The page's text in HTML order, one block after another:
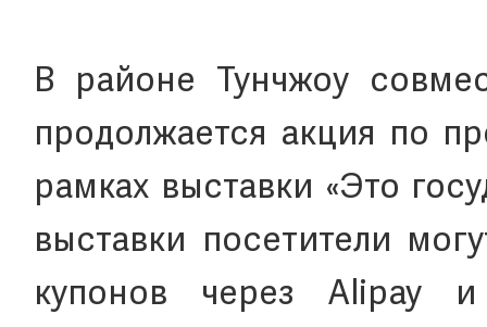
В районе Тунчжоу
продолжается акция по
рамках выставки «Это
выставки посетители
купонов через Alipay и